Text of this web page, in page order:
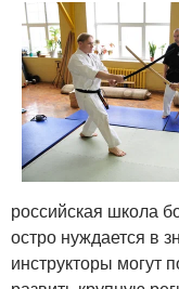
российская школа
остро нуждается в
инструкторы могут